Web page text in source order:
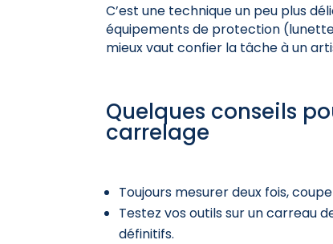
C’est une technique un peu plus
équipements de protection
mieux vaut confier la tâche à un
Quelques conseils
carrelage
Toujours mesurer deux fois,
Testez vos outils sur un carreau
définitifs.